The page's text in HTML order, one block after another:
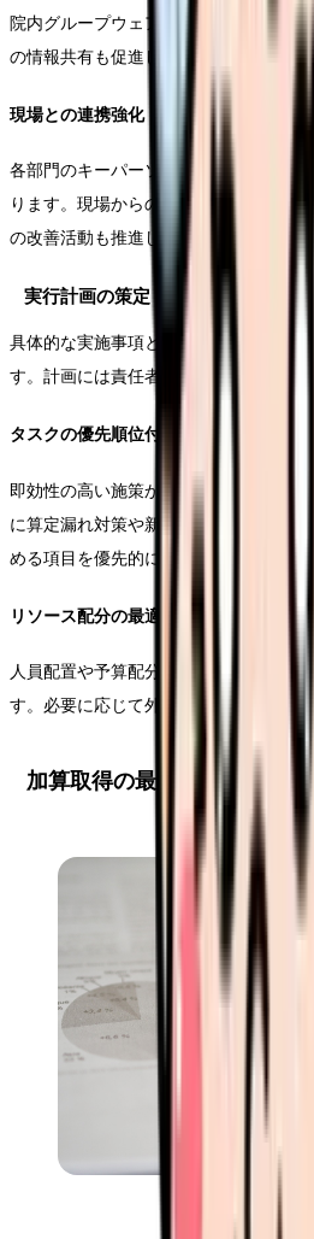
院内グループウェアやメーリングリス
の情報共有も促進します。
現場との連携強化
各部門のキーパーソンを通じて、現場
ります。現場からの改善提案を積極的
の改善活動も推進します。
実行計画の策定
具体的な実施事項とスケジュールを明
す。計画には責任者、期限、必要なリソ
タスクの優先順位付け
即効性の高い施策から着手し、段階的
に算定漏れ対策や新規加算の取得など
める項目を優先的に実施します。
リソース配分の最適化
人員配置や予算配分を計画的に行い、
す。必要に応じて外部コンサルタントの
加算取得の最適化